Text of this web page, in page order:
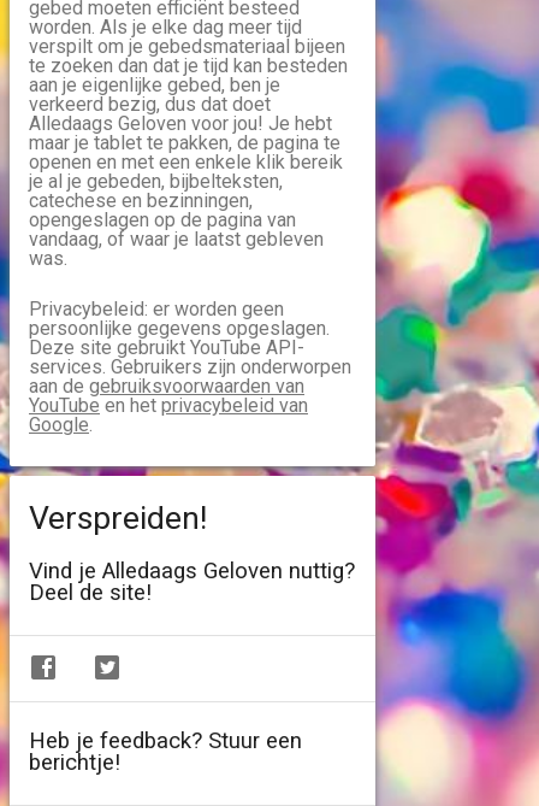
gebed moeten efficiënt besteed
worden. Als je elke dag meer tijd
verspilt om je gebedsmateriaal bijeen
te zoeken dan dat je tijd kan besteden
aan je eigenlijke gebed, ben je
verkeerd bezig, dus dat doet
Alledaags Geloven voor jou! Je hebt
maar je tablet te pakken, de pagina te
openen en met een enkele klik bereik
je al je gebeden, bijbelteksten,
catechese en bezinningen,
opengeslagen op de pagina van
vandaag, of waar je laatst gebleven
was.
Privacybeleid: er worden geen
persoonlijke gegevens opgeslagen.
Deze site gebruikt YouTube API-
services. Gebruikers zijn onderworpen
aan de gebruiksvoorwaarden van
YouTube en het privacybeleid van
Google.
Verspreiden!
Vind je Alledaags Geloven nuttig?
Deel de site!
Heb je feedback? Stuur een
berichtje!